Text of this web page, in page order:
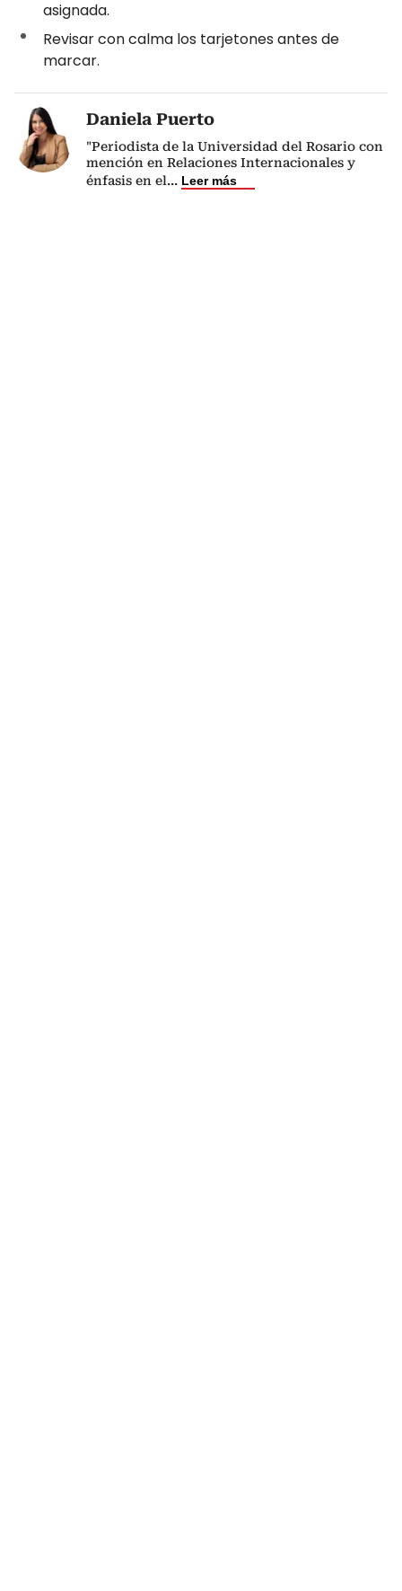
asignada.
Revisar con calma los tarjetones antes de
marcar.
Daniela Puerto
"Periodista de la Universidad del Rosario con
mención en Relaciones Internacionales y
énfasis en el... Leer más